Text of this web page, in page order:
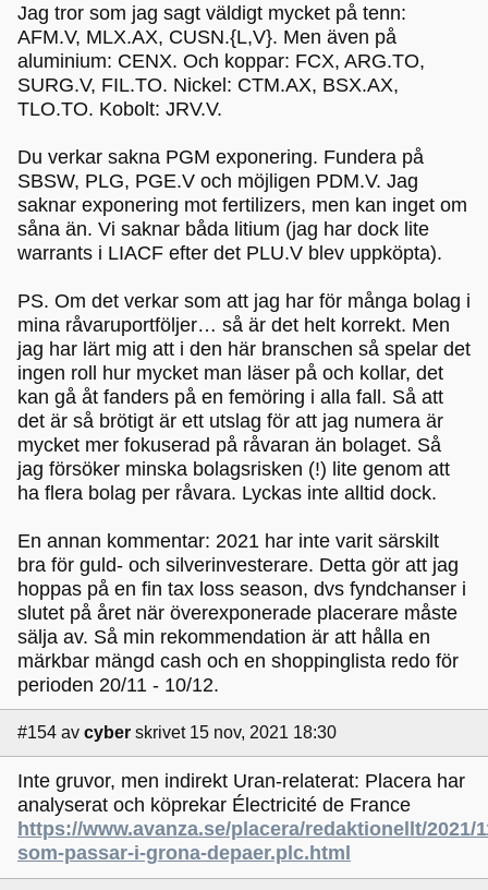
Jag tror som jag sagt väldigt mycket på tenn:
AFM.V, MLX.AX, CUSN.{L,V}. Men även på
aluminium: CENX. Och koppar: FCX, ARG.TO,
SURG.V, FIL.TO. Nickel: CTM.AX, BSX.AX,
TLO.TO. Kobolt: JRV.V.
Du verkar sakna PGM exponering. Fundera på
SBSW, PLG, PGE.V och möjligen PDM.V. Jag
saknar exponering mot fertilizers, men kan inget om
såna än. Vi saknar båda litium (jag har dock lite
warrants i LIACF efter det PLU.V blev uppköpta).
PS. Om det verkar som att jag har för många bolag i
mina råvaruportföljer… så är det helt korrekt. Men
jag har lärt mig att i den här branschen så spelar det
ingen roll hur mycket man läser på och kollar, det
kan gå åt fanders på en femöring i alla fall. Så att
det är så brötigt är ett utslag för att jag numera är
mycket mer fokuserad på råvaran än bolaget. Så
jag försöker minska bolagsrisken (!) lite genom att
ha flera bolag per råvara. Lyckas inte alltid dock.
En annan kommentar: 2021 har inte varit särskilt
bra för guld- och silverinvesterare. Detta gör att jag
hoppas på en fin tax loss season, dvs fyndchanser i
slutet på året när överexponerade placerare måste
sälja av. Så min rekommendation är att hålla en
märkbar mängd cash och en shoppinglista redo för
perioden 20/11 - 10/12.
#154 av cyber skrivet 15 nov, 2021 18:30
Inte gruvor, men indirekt Uran-relaterat: Placera har
analyserat och köprekar Électricité de France
https://www.avanza.se/placera/redaktionellt/2021/
som-passar-i-grona-depaer.plc.html